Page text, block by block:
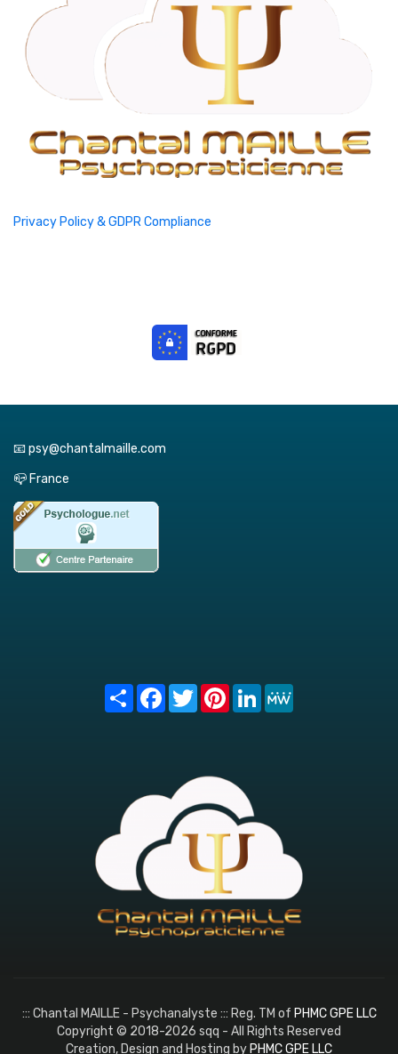
Privacy Policy & GDPR Compliance
📧 psy@chantalmaille.com
📪 France
Share FacebookTwitterPinterest
LinkedIn
::: Chantal MAILLE - Psychanalyste ::: Reg. TM of PHMC GPE LLC
Copyright © 2018-2026 sqq - All Rights Reserved
Creation, Design and Hosting by PHMC GPE LLC